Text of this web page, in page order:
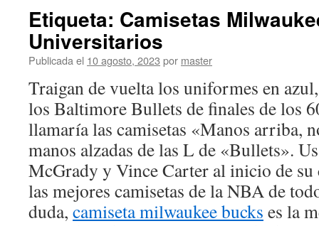
Etiqueta: Camisetas
Universitarios
Publicada el 10 agosto, 2023 por master
Traigan de vuelta los uniformes en
los Baltimore Bullets de finales de los
llamaría las camisetas «Manos arriba,
manos alzadas de las L de «Bullets».
McGrady y Vince Carter al inicio de su
las mejores camisetas de la NBA de
duda, camiseta milwaukee bucks es la